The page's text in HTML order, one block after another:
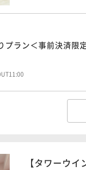
プラン＜事前決済限
前予約早取りプラ
【タワーウ